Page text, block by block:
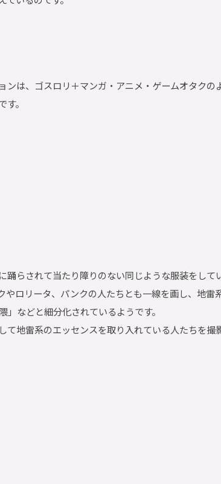
ンは、ゴスロリ＋マンガ・アニメ・ゲームオタクの
。
踊らされて当たり障りのない同じような服装をし
やロリータ、パンクの人たちとも一線を画し、地
」などと細分化されているようです。
て地雷系のエッセンスを取り入れている人たちを撮